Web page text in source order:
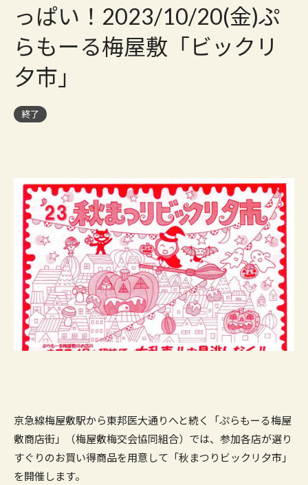
っぱい！2023/10/20(金)ぷ
らもーる梅屋敷「ビックリ
夕市」
終了
京急線梅屋敷駅から東邦医大通りへと続く「ぷらもーる梅屋
敷商店街」（梅屋敷梅交会協同組合）では、参加各店が選り
すぐりのお買い得商品を用意して「秋まつりビックリ夕市」
を開催します。